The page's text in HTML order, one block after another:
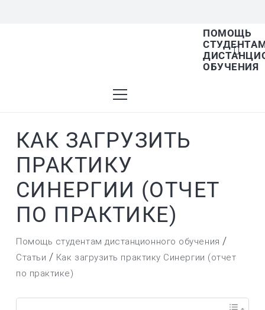
ПОМОЩЬ
ОБУЧЕНИЯ
списке найденных результатов
вверх и вниз для выбора и Enter для
на нужную страницу. Если у вас
с тачскрином, используйте
или нажатие.
КАК ЗАГРУЗИТЬ
ПРАКТИКУ
СИНЕРГИИ (ОТЧЕТ
ПО ПРАКТИКЕ)
Помощь студентам дистанционного обучения /
Статьи / Как загрузить практику Синергии (отчет
по практике)